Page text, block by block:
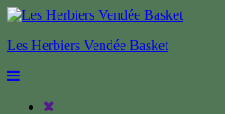
Les Herbiers Vendée Basket